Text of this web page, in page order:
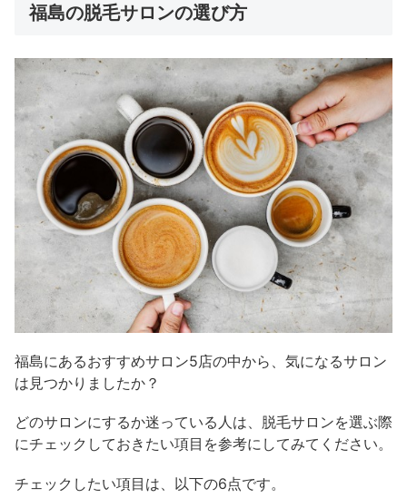
福島の脱毛サロンの選び方
福島にあるおすすめサロン5店の中から、気になるサロン
は見つかりましたか？
どのサロンにするか迷っている人は、脱毛サロンを選ぶ際
にチェックしておきたい項目を参考にしてみてください。
チェックしたい項目は、以下の6点です。